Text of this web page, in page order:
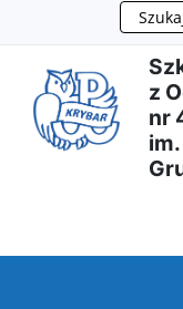
Przejdź
do
treści
głównej
Przejdź
do
menu
Przejdź
do
Przejdź
do
mapy
Szukaj
z
nr